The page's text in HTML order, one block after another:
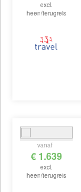
excl.
heen/terugreis
vanaf
€ 1.639
excl.
heen/terugreis